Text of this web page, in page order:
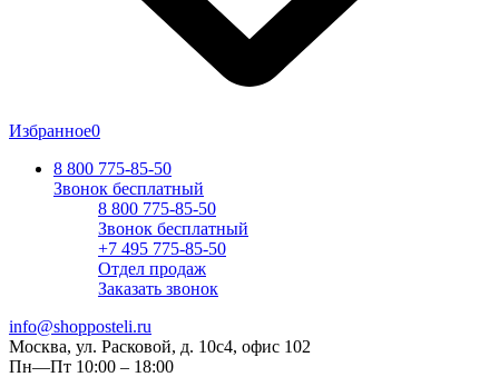
Избранное0
8 800 775-85-50
Звонок бесплатный
8 800 775-85-50
Звонок бесплатный
+7 495 775-85-50
Отдел продаж
Заказать звонок
info@shopposteli.ru
Москва, ул. Расковой, д. 10с4, офис 102
Пн—Пт 10:00 – 18:00